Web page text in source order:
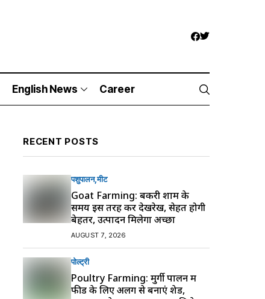
English News Career
RECENT POSTS
पशुपालन मीट
Goat Farming: बकरी शाम के
समय इस तरह करें देखरेख, सेहत होगी
बेहतर, उत्पादन मिलेगा अच्छा
AUGUST 7, 2026
पोल्ट्री
Poultry Farming: मुर्गी पालन में
फीड के लिए अलग से बनाएं शेड,